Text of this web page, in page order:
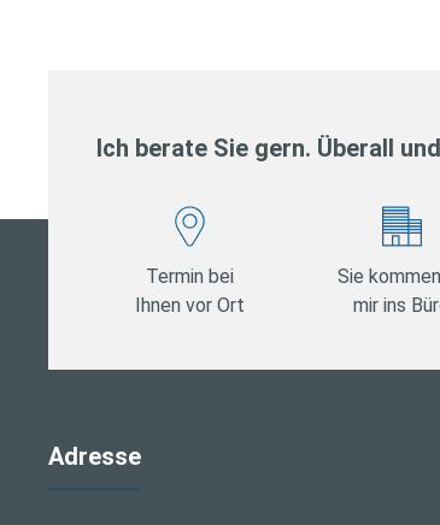
Ich berate Sie gern. Überall
Termin bei
Ihnen vor Ort
Sie
mir ins
Adresse